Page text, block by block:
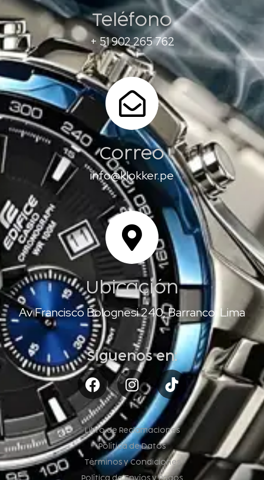
Teléfono
+ 51 902 265 762
Correo
info@klokker.pe
Ubicación
Av Francisco Bolognesi 240, Barranco, Lima
Síguenos en:
Libro de Reclamaciones
Política de Datos
Términos y Condiciones
Política de Envíos y Pagos